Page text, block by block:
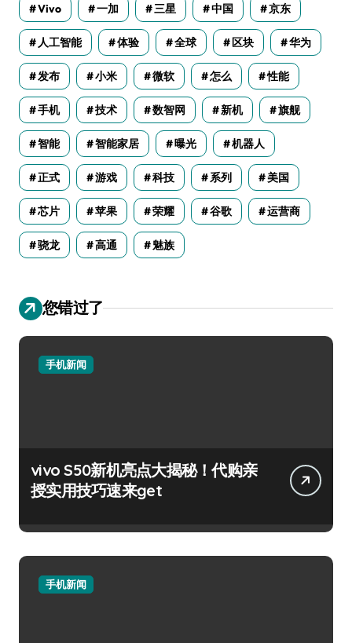
Vivo 一加 三星 中国 京东
人工智能 体验 全球 区块 华为
发布 小米 微软 怎么 性能
手机 技术 数智网 新机 旗舰
智能 智能家居 曝光 机器人
正式 游戏 科技 系列 美国
芯片 苹果 荣耀 谷歌 运营商
骁龙 高通 魅族
您错过了
手机新闻
vivo S50新机亮点大揭秘！代购亲
授实用技巧速来get
手机新闻